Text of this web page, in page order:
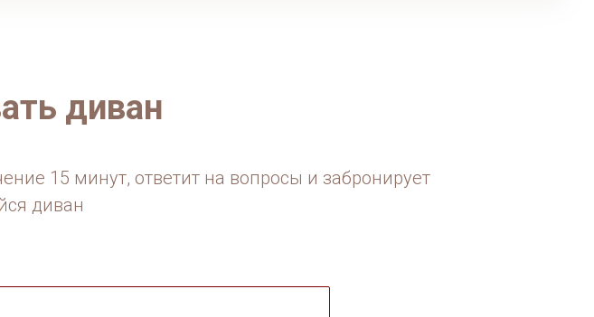
диван
15 минут, ответит на вопросы и забронирует
диван